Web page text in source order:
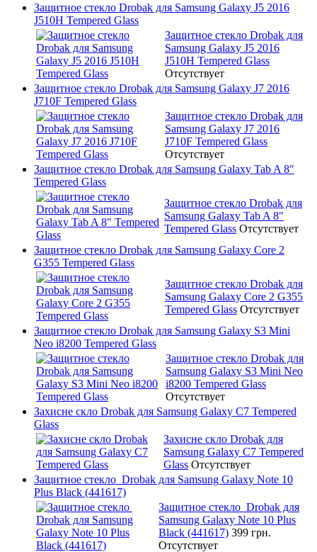
Защитное стекло Drobak для Samsung Galaxy J5 2016
J510H Tempered Glass
Защитное стекло Drobak для
Samsung Galaxy J5 2016
J510H Tempered Glass
Отсутствует
Защитное стекло Drobak для Samsung Galaxy J7 2016
J710F Tempered Glass
Защитное стекло Drobak для
Samsung Galaxy J7 2016
J710F Tempered Glass
Отсутствует
Защитное стекло Drobak для Samsung Galaxy Tab A 8"
Tempered Glass
Защитное стекло Drobak для
Samsung Galaxy Tab A 8"
Tempered Glass Отсутствует
Защитное стекло Drobak для Samsung Galaxy Core 2
G355 Tempered Glass
Защитное стекло Drobak для
Samsung Galaxy Core 2 G355
Tempered Glass Отсутствует
Защитное стекло Drobak для Samsung Galaxy S3 Mini
Neo i8200 Tempered Glass
Защитное стекло Drobak для
Samsung Galaxy S3 Mini Neo
i8200 Tempered Glass
Отсутствует
Захисне скло Drobak для Samsung Galaxy C7 Tempered
Glass
Захисне скло Drobak для
Samsung Galaxy C7 Tempered
Glass Отсутствует
Защитное стекло Drobak для Samsung Galaxy Note 10
Plus Black (441617)
Защитное стекло Drobak для
Samsung Galaxy Note 10 Plus
Black (441617) 399 грн.
Отсутствует